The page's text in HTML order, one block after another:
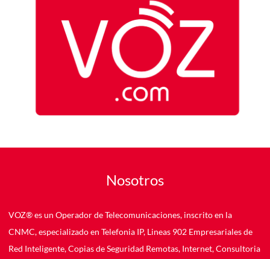
Nosotros
VOZ® es un Operador de Telecomunicaciones, inscrito en la
CNMC, especializado en Telefonia IP, Lineas 902 Empresariales de
Red Inteligente, Copias de Seguridad Remotas, Internet, Consultoria